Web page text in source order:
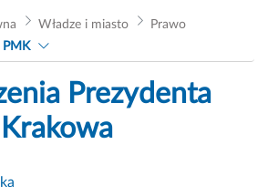
Władze i miasto
Prawo
PMK
Prezydenta